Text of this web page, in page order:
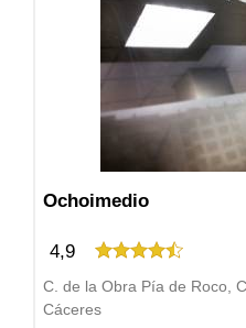
Ochoimedio
4,9
C. de la Obra Pía de Roco,
Cáceres